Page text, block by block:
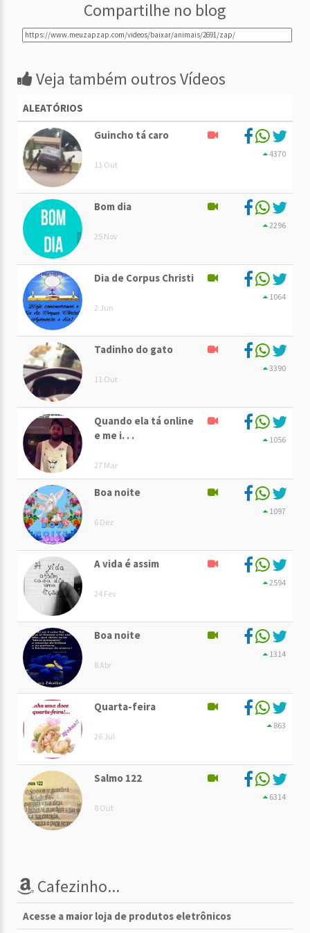
Compartilhe no blog
Veja também outros Vídeos
ALEATÓRIOS
Guincho tá caro
11 Out
4370
Bom dia
25 Nov
2296
Dia de Corpus Christi
2 Jun
1064
Tadinho do gato
11 Out
3390
Quando ela tá online
e me i. . .
27 Mar
1056
Boa noite
6 Dez
1097
A vida é assim
24 Fev
2594
Boa noite
8 Abr
1314
Quarta-feira
26 Jul
863
Salmo 122
8 Out
6314
Cafezinho...
Acesse a maior loja de produtos eletrônicos